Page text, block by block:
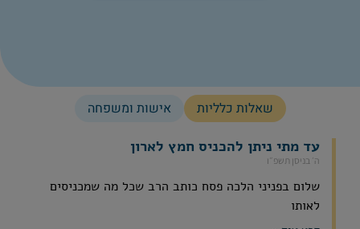
שאלות כלליות
אישות ומשפחה
עד מתי ניתן להכניס חמץ לארון
ה׳ בניסן תשפ״ו
שלום בפניני הלכה פסח כותב הרב שכל מה שמכניסים
לאותו